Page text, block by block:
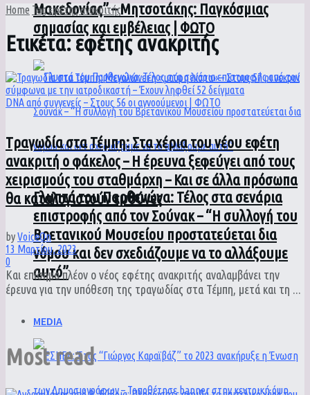
Μακεδονίας” – Μητσοτάκης: Παγκόσμιας
σημασίας και εμβέλειας | ΦΩΤΟ
Γλυπτά του Παρθενώνα: Τέλος στα σενάρια
επιστροφής από τον Σούνακ – “Η συλλογή του
Βρετανικού Μουσείου προστατεύεται δια
νόμου και δεν σχεδιάζουμε να το αλλάξουμε
αυτό”
MEDIA
Home Tagεφέτης ανακριτής
Ετικέτα:εφέτης ανακριτής
Tραγωδία στα Τέμπη: Στα χέρια του νέου εφέτη
ανακριτή ο φάκελος – Η έρευνα ξεφεύγει από τους
χειρισμούς του σταθμάρχη – Και σε άλλα πρόσωπα
θα καταλογιστούν ευθύνες
byVoiceOn
13 Μαρτίου, 2023
0
Και επίσημα πλέον ο νέος εφέτης ανακριτής αναλαμβάνει την
έρευνα για την υπόθεση της τραγωδίας στα Τέμπη, μετά και τη ...
Most read